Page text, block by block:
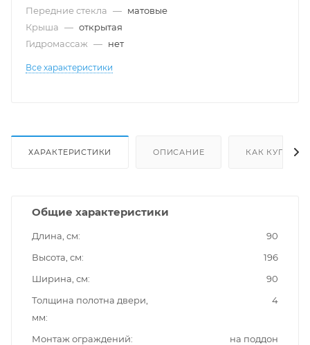
Передние стекла — матовые
Крыша — открытая
Гидромассаж — нет
Все характеристики
ХАРАКТЕРИСТИКИ ОПИСАНИЕ КАК КУПИТЬ
Общие характеристики
Длина, см
90
Высота, см
196
Ширина, см
90
Толщина полотна двери,
мм
4
Монтаж ограждений на поддон